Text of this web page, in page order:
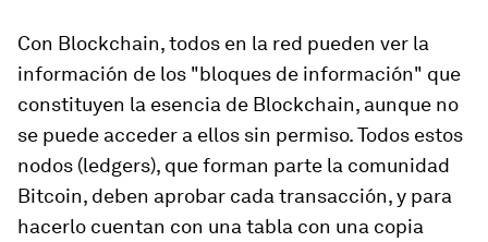
Con Blockchain, todos en la red pueden ver la
información de los "bloques de información" que
constituyen la esencia de Blockchain, aunque no
se puede acceder a ellos sin permiso. Todos estos
nodos (ledgers), que forman parte la comunidad
Bitcoin, deben aprobar cada transacción, y para
hacerlo cuentan con una tabla con una copia